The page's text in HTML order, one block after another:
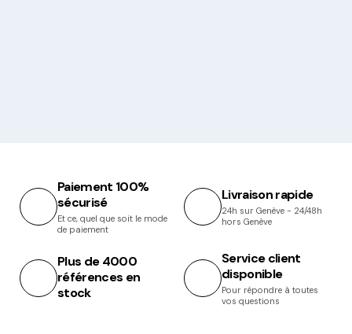
Paiement 100%
sécurisé
Et ce, quel que soit le mode
de paiement
Livraison rapide
24h sur Genève - 24/48h
hors Genève
Plus de 4000
références en
stock
Service client
disponible
Pour répondre à toutes
vos questions